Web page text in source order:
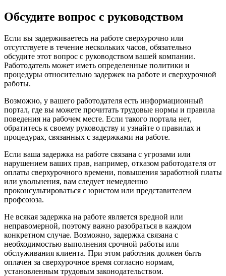
Обсудите вопрос с руководством
Если вы задерживаетесь на работе сверхурочно или
отсутствуете в течение нескольких часов, обязательно
обсудите этот вопрос с руководством вашей компании.
Работодатель может иметь определенные политики и
процедуры относительно задержек на работе и сверхурочной
работы.
Возможно, у вашего работодателя есть информационный
портал, где вы можете прочитать трудовые нормы и правила
поведения на рабочем месте. Если такого портала нет,
обратитесь к своему руководству и узнайте о правилах и
процедурах, связанных с задержками на работе.
Если ваша задержка на работе связана с угрозами или
нарушением ваших прав, например, отказом работодателя от
оплаты сверхурочного времени, повышения заработной платы
или увольнения, вам следует немедленно
проконсультироваться с юристом или представителем
профсоюза.
Не всякая задержка на работе является вредной или
неправомерной, поэтому важно разобраться в каждом
конкретном случае. Возможно, задержка связана с
необходимостью выполнения срочной работы или
обслуживания клиента. При этом работник должен быть
оплачен за сверхурочное время согласно нормам,
установленным трудовым законодательством.